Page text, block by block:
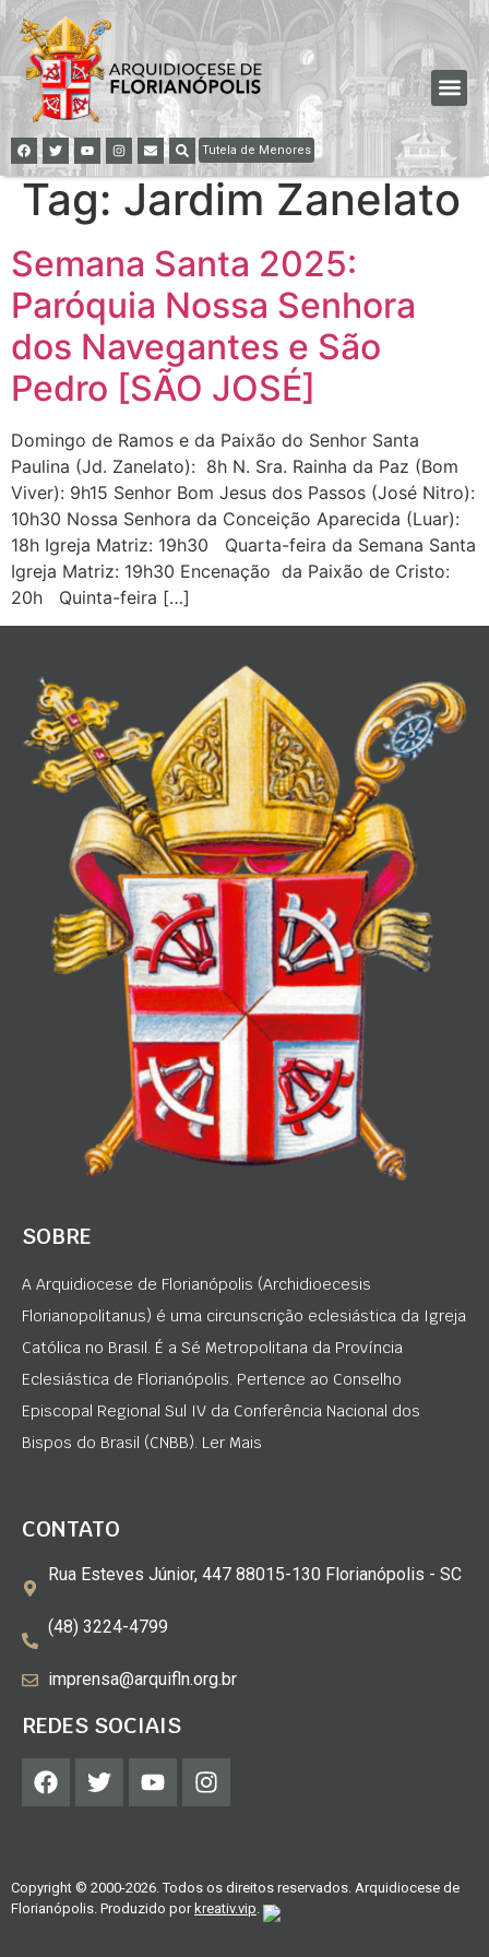
Tutela de Menores
Tag: Jardim Zanelato
Semana Santa 2025:
Paróquia Nossa Senhora
dos Navegantes e São
Pedro [SÃO JOSÉ]
Domingo de Ramos e da Paixão do Senhor Santa
Paulina (Jd. Zanelato): 8h N. Sra. Rainha da Paz (Bom
Viver): 9h15 Senhor Bom Jesus dos Passos (José Nitro):
10h30 Nossa Senhora da Conceição Aparecida (Luar):
18h Igreja Matriz: 19h30 Quarta-feira da Semana Santa
Igreja Matriz: 19h30 Encenação da Paixão de Cristo:
20h Quinta-feira […]
SOBRE
A Arquidiocese de Florianópolis (Archidioecesis
Florianopolitanus) é uma circunscrição eclesiástica da Igreja
Católica no Brasil. É a Sé Metropolitana da Província
Eclesiástica de Florianópolis. Pertence ao Conselho
Episcopal Regional Sul IV da Conferência Nacional dos
Bispos do Brasil (CNBB). Ler Mais
CONTATO
Rua Esteves Júnior, 447 88015-130 Florianópolis - SC
(48) 3224-4799
imprensa@arquifln.org.br
REDES SOCIAIS
Copyright © 2000-2026. Todos os direitos reservados. Arquidiocese de
Florianópolis. Produzido por kreativ.vip.